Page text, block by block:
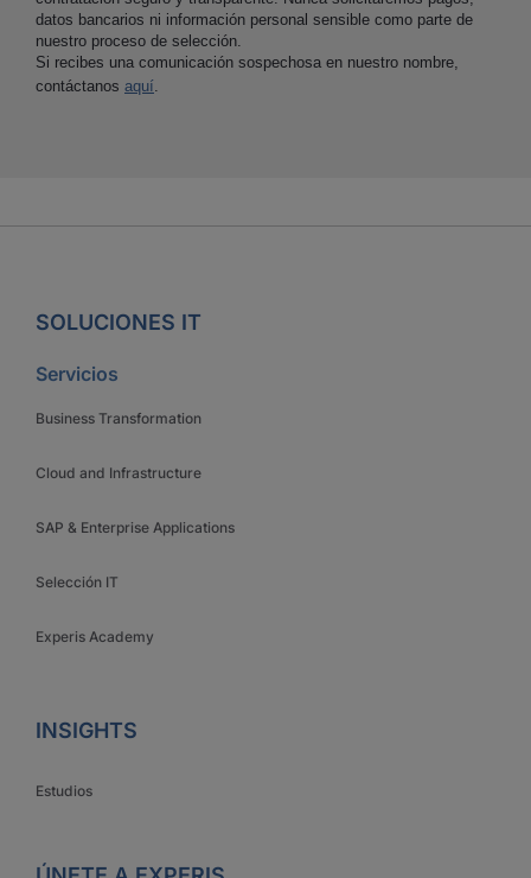
datos bancarios ni información personal sensible como parte de
nuestro proceso de selección.
Si recibes una comunicación sospechosa en nuestro nombre,
contáctanos aquí
SOLUCIONES IT
Servicios
Business Transformation
Cloud and Infrastructure
SAP & Enterprise Applications
Selección IT
Experis Academy
INSIGHTS
Estudios